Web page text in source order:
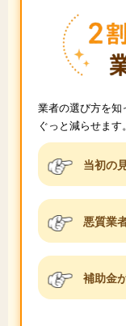
業者の選び方を知
ぐっと減らせます。
当初の
悪質業
補助金